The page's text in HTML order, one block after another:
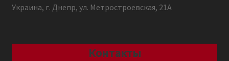
Украина, г. Днепр, ул. Метростроевская, 21А
Контакты